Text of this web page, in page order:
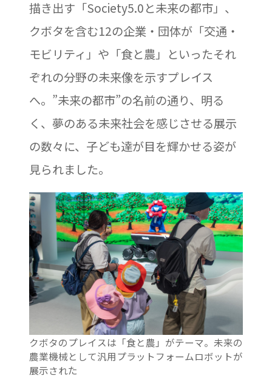
描き出す「Society5.0と未来の都市」、
クボタを含む12の企業・団体が「交通・
モビリティ」や「食と農」といったそれ
ぞれの分野の未来像を示すプレイス
へ。”未来の都市”の名前の通り、明る
く、夢のある未来社会を感じさせる展示
の数々に、子ども達が目を輝かせる姿が
見られました。
クボタのプレイスは「食と農」がテーマ。未来の
農業機械として汎用プラットフォームロボットが
展示された